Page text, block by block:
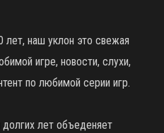
наш уклон это свежая
игре, новости, слухи,
по любимой серии игр.
лет объеденяет